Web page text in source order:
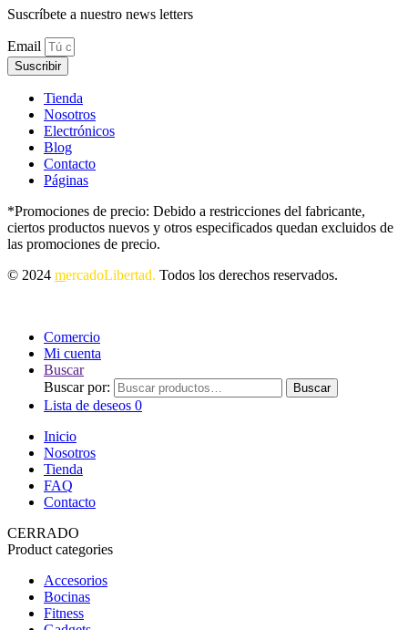
Suscríbete a nuestro news letters
Email
Suscribir
Tienda
Nosotros
Electrónicos
Blog
Contacto
Páginas
*Promociones de precio: Debido a restricciones del fabricante,
ciertos productos nuevos y otros especificados quedan excluidos de
las promociones de precio.
© 2024 mercadoLibertad. Todos los derechos reservados.
Comercio
Mi cuenta
Buscar
Buscar por:
Buscar
Lista de deseos 0
Inicio
Nosotros
Tienda
FAQ
Contacto
CERRADO
Product categories
Accesorios
Bocinas
Fitness